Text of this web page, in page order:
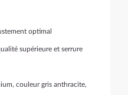
optimal
supérieure et serrure
couleur gris anthracite,